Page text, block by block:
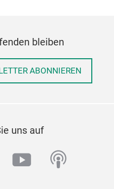
bleiben
ABONNIEREN
uns auf
youtube